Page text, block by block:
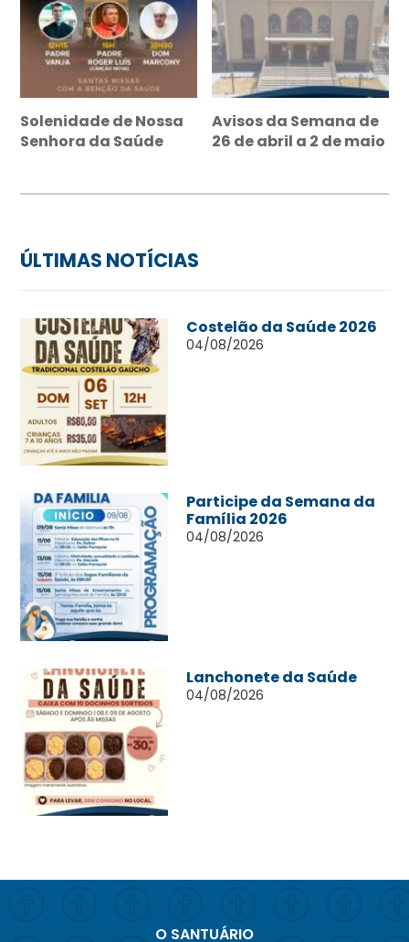
Solenidade de Nossa
Senhora da Saúde
Avisos da Semana de
26 de abril a 2 de maio
ÚLTIMAS NOTÍCIAS
Costelão da Saúde 2026
04/08/2026
Participe da Semana da
Família 2026
04/08/2026
Lanchonete da Saúde
04/08/2026
O SANTUÁRIO